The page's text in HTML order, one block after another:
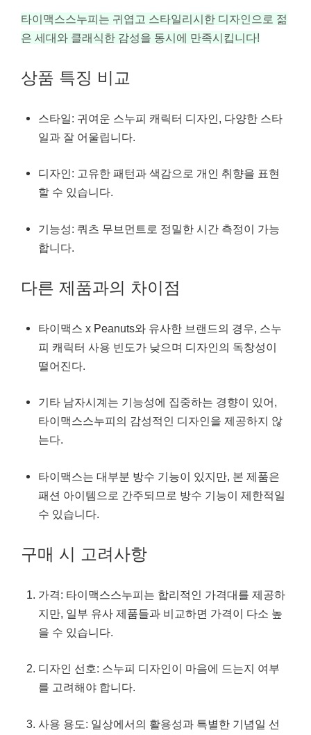
타이맥스스누피는 귀엽고 스타일리시한 디자인으로 젊
은 세대와 클래식한 감성을 동시에 만족시킵니다!
상품 특징 비교
스타일: 귀여운 스누피 캐릭터 디자인, 다양한 스타
일과 잘 어울립니다.
디자인: 고유한 패턴과 색감으로 개인 취향을 표현
할 수 있습니다.
기능성: 쿼츠 무브먼트로 정밀한 시간 측정이 가능
합니다.
다른 제품과의 차이점
타이맥스 x Peanuts와 유사한 브랜드의 경우, 스누
피 캐릭터 사용 빈도가 낮으며 디자인의 독창성이
떨어진다.
기타 남자시계는 기능성에 집중하는 경향이 있어,
타이맥스스누피의 감성적인 디자인을 제공하지 않
는다.
타이맥스는 대부분 방수 기능이 있지만, 본 제품은
패션 아이템으로 간주되므로 방수 기능이 제한적일
수 있습니다.
구매 시 고려사항
가격: 타이맥스스누피는 합리적인 가격대를 제공하
지만, 일부 유사 제품들과 비교하면 가격이 다소 높
을 수 있습니다.
디자인 선호: 스누피 디자인이 마음에 드는지 여부
를 고려해야 합니다.
사용 용도: 일상에서의 활용성과 특별한 기념일 선